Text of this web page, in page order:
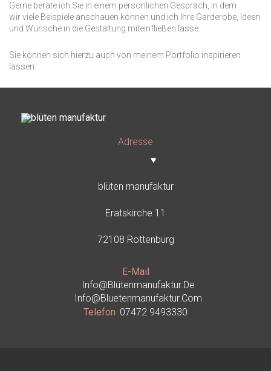
Gerne berate ich Sie in einem persönlichen Gespräch, in dem
wir viele Beispiele anschauen können und ich Ihre Garderobe, Ideen
und Wünsche in die Gestaltung miteinfließen lasse.
Sie können sich hierzu auch von meinem Portfolio inspirieren
lassen.
Adresse
♥
blüten manufaktur
Eratskirche 11
72108 Rottenburg
E-Mail
Info@blütenmanufaktur.de
Info@bluetenmanufaktur.com
Telefon 07472 9493330